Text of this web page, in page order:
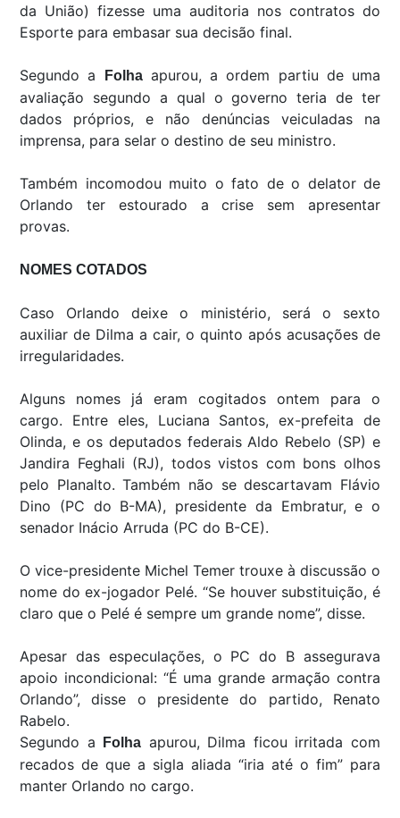
da União) fizesse uma auditoria nos contratos do
Esporte para embasar sua decisão final.
Segundo a Folhaapurou, a ordem partiu de uma
avaliação segundo a qual o governo teria de ter
dados próprios, e não denúncias veiculadas na
imprensa, para selar o destino de seu ministro.
Também incomodou muito o fato de o delator de
Orlando ter estourado a crise sem apresentar
provas.
NOMES COTADOS
Caso Orlando deixe o ministério, será o sexto
auxiliar de Dilma a cair, o quinto após acusações de
irregularidades.
Alguns nomes já eram cogitados ontem para o
cargo. Entre eles, Luciana Santos, ex-prefeita de
Olinda, e os deputados federais Aldo Rebelo (SP) e
Jandira Feghali (RJ), todos vistos com bons olhos
pelo Planalto. Também não se descartavam Flávio
Dino (PC do B-MA), presidente da Embratur, e o
senador Inácio Arruda (PC do B-CE).
O vice-presidente Michel Temer trouxe à discussão o
nome do ex-jogador Pelé. “Se houver substituição, é
claro que o Pelé é sempre um grande nome”, disse.
Apesar das especulações, o PC do B assegurava
apoio incondicional: “É uma grande armação contra
Orlando”, disse o presidente do partido, Renato
Rabelo.
Segundo a
Folha apurou, Dilma ficou irritada com
recados de que a sigla aliada “iria até o fim” para
manter Orlando no cargo.